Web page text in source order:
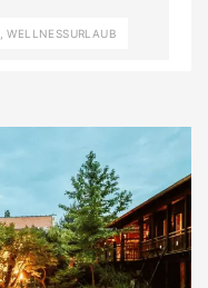
,WELLNESSURLAUB